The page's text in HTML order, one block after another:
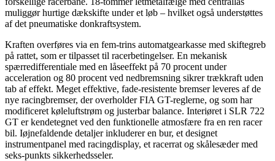
muliggør hurtige dækskifte under et løb – hvilket også understøttes
af det pneumatiske donkraftsystem.
Kraften overføres via en fem-trins automatgearkasse med skiftegreb
på rattet, som er tilpasset til racerbetingelser. En mekanisk
spærredifferentiale med en låseeffekt på 70 procent under
acceleration og 80 procent ved nedbremsning sikrer trækkraft uden
tab af effekt. Meget effektive, fade-resistente bremser leveres af de
nye racingbremser, der overholder FIA GT-reglerne, og som har
modificeret køleluftstrøm og justerbar balance. Interiøret i SLR 722
GT er kendetegnet ved den funktionelle atmosfære fra en ren racer
bil. Iøjnefaldende detaljer inkluderer en bur, et designet
instrumentpanel med racingdisplay, et racerrat og skålesæder med
seks-punkts sikkerhedsseler.